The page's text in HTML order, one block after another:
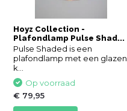
Hoyz Collection -
Plafondlamp Pulse Shad...
Pulse Shaded is een
plafondlamp met een glazen
k...
Op voorraad
€ 79,95